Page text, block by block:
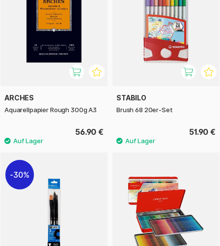
ARCHES
Aquarellpapier Rough 300g A3
56.90 €
STABILO
Brush 68 20er-Set
51.90 €
30%